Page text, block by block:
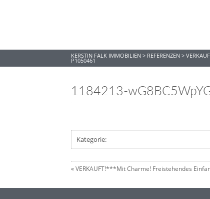
KERSTIN FALK IMMOBILIEN > REFERENZEN > VERKAUF
P1050461
1184213-
Kategorie:
«VERKAUFT!***Mit Charme! Freistehendes